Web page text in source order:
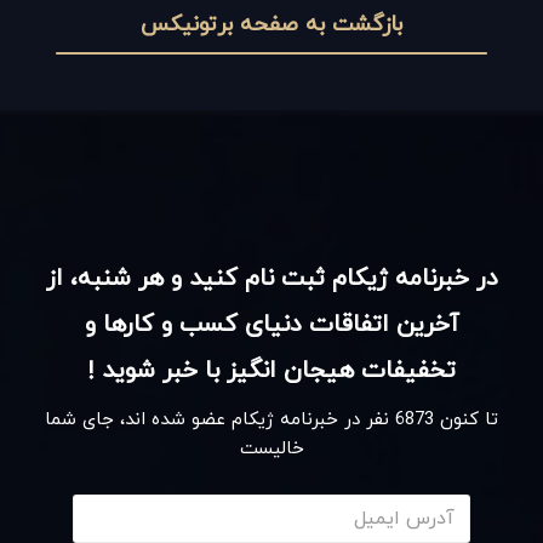
بازگشت به صفحه برتونیکس
در خبرنامه ژیکام ثبت نام کنید و هر شنبه، از
آخرین اتفاقات دنیای کسب و کارها و
تخفیفات هیجان انگیز با خبر شوید !
تا کنون 6873 نفر در خبرنامه ژیکام عضو شده اند، جای شما
خالیست